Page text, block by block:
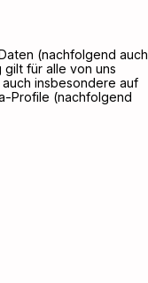
(nachfolgend auch
für alle von uns
insbesondere auf
Profile (nachfolgend